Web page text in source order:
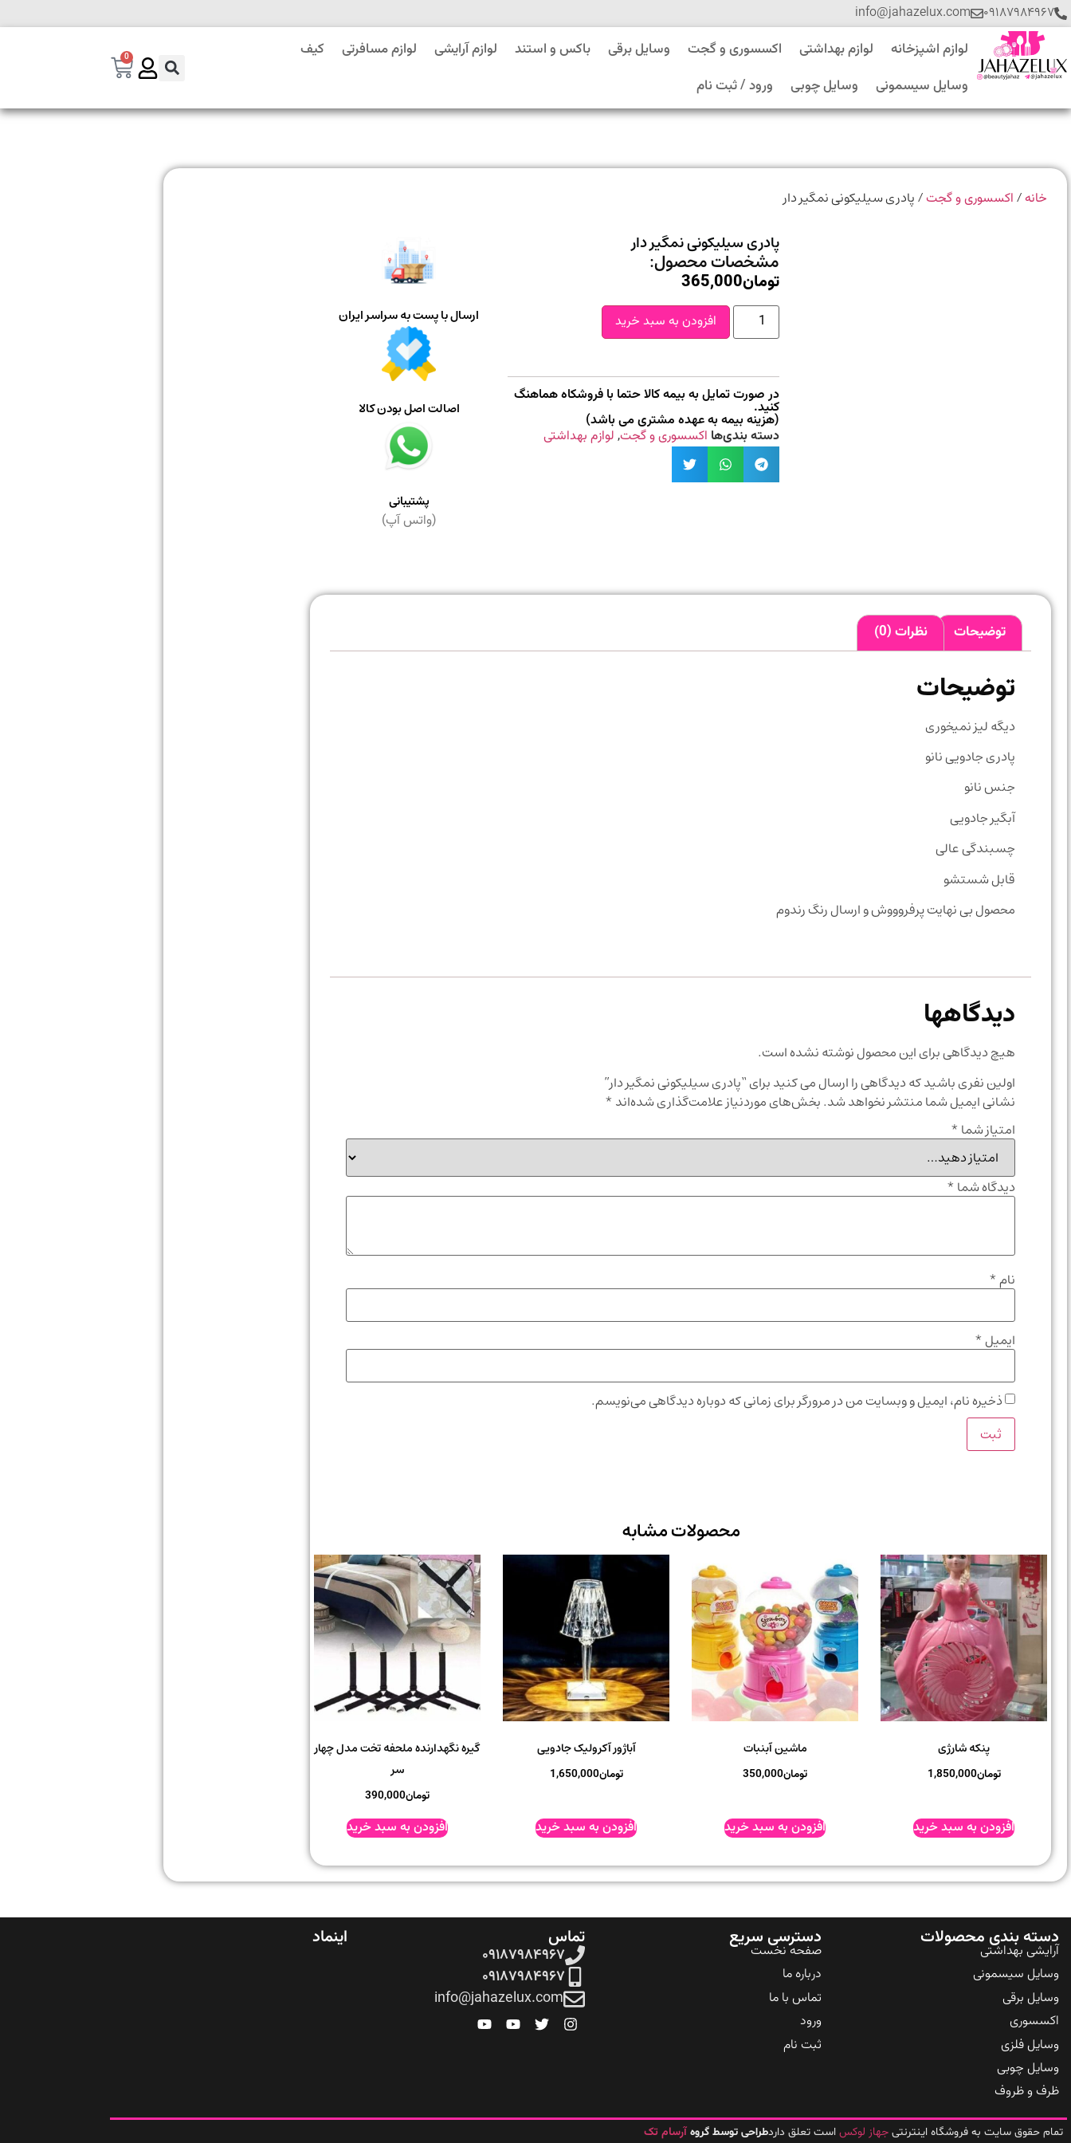
۰۹۱۸۷۹۸۴۹۶۷ info@jahazelux.com
لوازم اشپزخانه لوازم بهداشتی اکسسوری و گجت وسایل برقی باکس و استند لوازم آرایشی لوازم مسافرتی
کیف
وسایل سیسمونی
وسایل چوبی ورود / ثبت نام
0
خانه/ اکسسوری و گجت/ پادری سیلیکونی نمگیر دار
پادری سیلیکونی نمگیر دار
مشخصات محصول:
تومان365,000
افزودن به سبد خرید
در صورت تمایل به بیمه کالا حتما با فروشکاه هماهنگ
کنید.
(هزینه بیمه به عهده مشتری می باشد)
دسته بندی‌ها اکسسوری و گجت, لوازم بهداشتی
ارسال با پست به سراسر ایران
اصالت اصل بودن کالا
پشتیبانی
(واتس آپ)
توضیحات نظرات (0)
توضیحات
دیگه لیز نمیخوری
پادری جادویی نانو
جنس نانو
آبگیر جادویی
چسبندگی عالی
قابل شستشو
محصول بی نهایت پرفروووش و ارسال رنگ رندوم
دیدگاهها
هیچ دیدگاهی برای این محصول نوشته نشده است.
اولین نفری باشید که دیدگاهی را ارسال می کنید برای “پادری سیلیکونی نمگیر دار”
نشانی ایمیل شما منتشر نخواهد شد.بخش‌های موردنیاز علامت‌گذاری شده‌اند *
امتیاز شما *
دیدگاه شما *
نام*
ایمیل*
ذخیره نام، ایمیل و وبسایت من در مرورگر برای زمانی که دوباره دیدگاهی می‌نویسم.
محصولات مشابه
پنکه شارژی
تومان1,850,000
افزودن به سبد خرید
ماشین آبنبات
تومان350,000
افزودن به سبد خرید
آباژور آکرولیک جادویی
تومان1,650,000
افزودن به سبد خرید
گیره نگهدارنده ملحفه تخت مدل چهار
سر
تومان390,000
افزودن به سبد خرید
تمام حقوق سایت به فروشگاه اینترنتی جهاز لوکس است تعلق داردطراحی توسط گروه آرسام تک
دسته بندی محصولات
آرایشی بهداشتی
وسایل سیسمونی
وسایل برقی
اکسسوری
وسایل فلزی
وسایل چوبی
ظرف و ظروف
دسترسی سریع
صفحه نخست
درباره ما
تماس با ما
ورود
ثبت نام
تماس
۰۹۱۸۷۹۸۴۹۶۷
۰۹۱۸۷۹۸۴۹۶۷
info@jahazelux.com
اینماد